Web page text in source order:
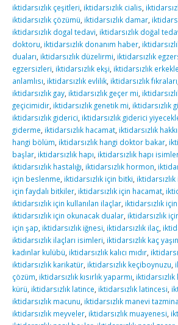
iktidarsızlık çeşitleri, iktidarsızlık cialis,
iktidarsızlık çözümü, iktidarsızlık damar,
iktidarsızlık dogal tedavi, iktidarsızlık doğal
doktoru, iktidarsızlık donanım haber,
duaları, iktidarsızlık düzelirmi, iktidarsızlık
egzersizleri, iktidarsızlık ekşi, iktidarsızlık
anlamlısı, iktidarsızlık evlilik, iktidarsızlık fıkraları
iktidarsızlık gay, iktidarsızlık geçer mi,
geçicimidir, iktidarsızlık genetik mi, iktidarsızlık
iktidarsızlık giderici, iktidarsızlık giderici
giderme, iktidarsızlık hacamat, iktidarsızlık
hangi bölüm, iktidarsızlık hangi doktor bakar,
başlar, iktidarsızlık hapı, iktidarsızlık hapı
iktidarsızlık hastalığı, iktidarsızlık hormon,
için beslenme, iktidarsızlık için bitki,
için faydalı bitkiler, iktidarsızlık için hacamat,
iktidarsızlık için kullanılan ilaçlar, iktidarsızlık
iktidarsızlık için okunacak dualar, iktidarsızlık
için şap, iktidarsızlık iğnesi, iktidarsızlık ilaç,
iktidarsızlık ilaçları isimleri, iktidarsızlık kaç
kadınlar kulübü, iktidarsızlık kalıcı mıdır,
iktidarsızlık karikatür, iktidarsızlık keçiboynuzu,
çözüm, iktidarsızlık kısırlık yaparmı, iktidarsızlık
kürü, iktidarsızlık latince, iktidarsızlık latincesi,
iktidarsızlık macunu, iktidarsızlık manevi
iktidarsızlık meyveler, iktidarsızlık muayenesi,